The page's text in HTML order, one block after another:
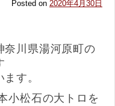
Posted on 2020年4月30日
奈川県湯河原町の
す。
小松石の大トロを